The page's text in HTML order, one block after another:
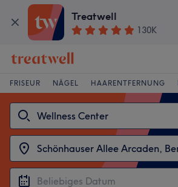
Treatwell
130K
FRISEUR NÄGEL HAARENTFERNUNG